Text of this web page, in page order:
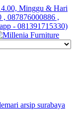
Minggu & Hari
, 087876000886 ,
- 081391715330)
arsip surabaya